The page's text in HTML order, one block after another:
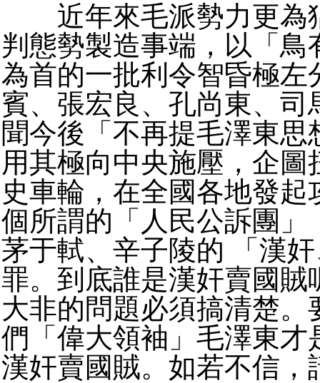
近年來毛派勢力更為
判態勢製造事端，以「鳥
為首的一批利令智昏極左
賓、張宏良、孔尚東、司
聞今後「不再提毛澤東思
用其極向中央施壓，企圖
史車輪，在全國各地發起
個所謂的「人民公訴團」
茅于軾、辛子陵的 「漢
罪。到底誰是漢奸賣國賊
大非的問題必須搞清楚。
們「偉大領袖」毛澤東才
漢奸賣國賊。如若不信，